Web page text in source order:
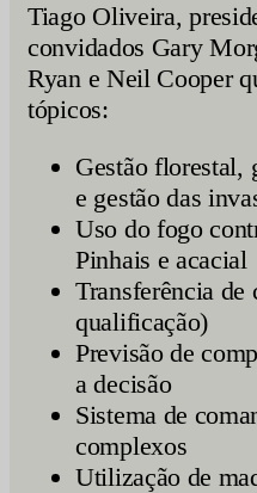
Tiago Oliveira,
convidados Gary
Ryan e Neil Cooper
tópicos:
Gestão florestal,
e gestão das
Uso do fogo
Pinhais e acacial
Transferência
qualificação)
Previsão de
a decisão
Sistema de
complexos
Utilização de